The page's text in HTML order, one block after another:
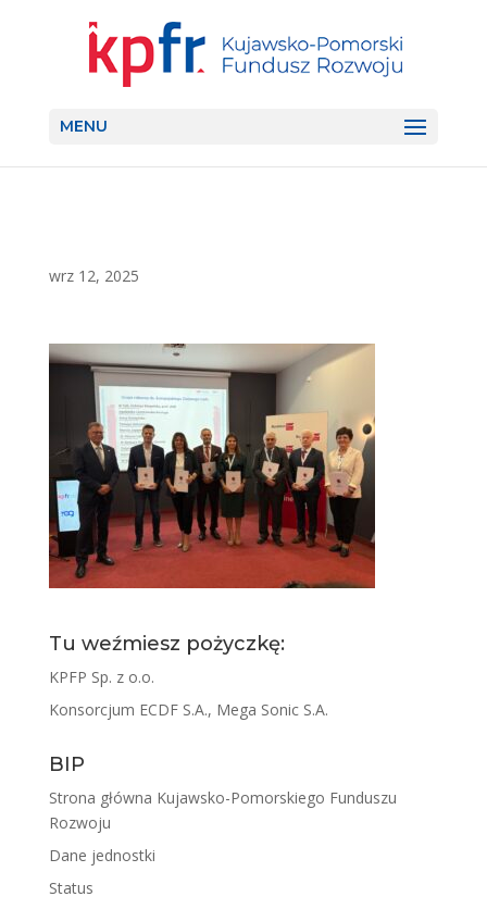
MENU
wrz 12, 2025
Tu weźmiesz pożyczkę:
KPFP Sp. z o.o.
Konsorcjum ECDF S.A., Mega Sonic S.A.
BIP
Strona główna Kujawsko-Pomorskiego Funduszu
Rozwoju
Dane jednostki
Status